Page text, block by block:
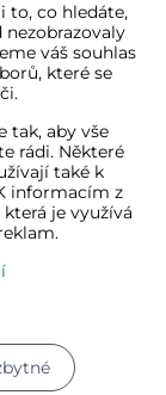
to, co hledáte,
váš souhlas
které se
tak, aby vše
rádi. Některé
také k
informacím z
která je využívá